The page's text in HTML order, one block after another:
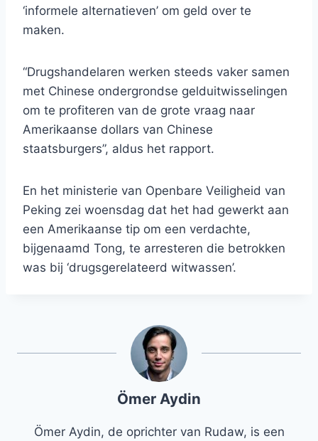
‘informele alternatieven’ om geld over te
maken.
“Drugshandelaren werken steeds vaker samen
met Chinese ondergrondse gelduitwisselingen
om te profiteren van de grote vraag naar
Amerikaanse dollars van Chinese
staatsburgers”, aldus het rapport.
En het ministerie van Openbare Veiligheid van
Peking zei woensdag dat het had gewerkt aan
een Amerikaanse tip om een ​​verdachte,
bijgenaamd Tong, te arresteren die betrokken
was bij ‘drugsgerelateerd witwassen’.
Ömer Aydin
Ömer Aydin, de oprichter van Rudaw, is een